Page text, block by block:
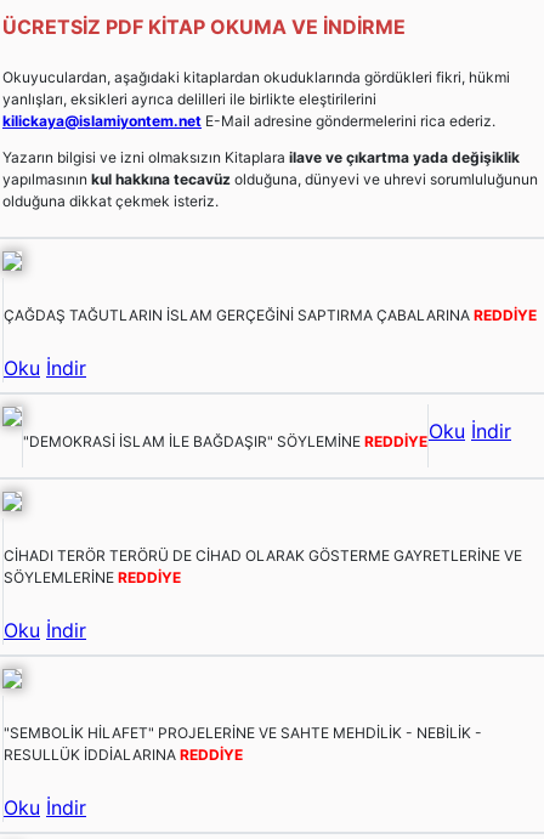
ÜCRETSİZ PDF KİTAP OKUMA VE İNDİRME
Okuyuculardan, aşağıdaki kitaplardan okuduklarında gördükleri fikri, hükmi
yanlışları, eksikleri ayrıca delilleri ile birlikte eleştirilerini
kilickaya@islamiyontem.net E-Mail adresine göndermelerini rica ederiz.
Yazarın bilgisi ve izni olmaksızın Kitaplara ilave ve çıkartma yada değişiklik
yapılmasının kul hakkına tecavüz olduğuna, dünyevi ve uhrevi sorumluluğunun
olduğuna dikkat çekmek isteriz.
ÇAĞDAŞ TAĞUTLARIN İSLAM GERÇEĞİNİ SAPTIRMA ÇABALARINA REDDİYE
Oku İndir
"DEMOKRASİ İSLAM İLE BAĞDAŞIR" SÖYLEMİNE REDDİYEOku İndir
CİHADI TERÖR TERÖRÜ DE CİHAD OLARAK GÖSTERME GAYRETLERİNE VE
SÖYLEMLERİNE REDDİYE
Oku İndir
"SEMBOLİK HİLAFET" PROJELERİNE VE SAHTE MEHDİLİK - NEBİLİK -
RESULLÜK İDDİALARINA REDDİYE
Oku İndir